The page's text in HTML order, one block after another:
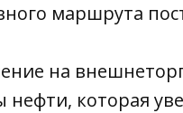
маршрута
на
которая